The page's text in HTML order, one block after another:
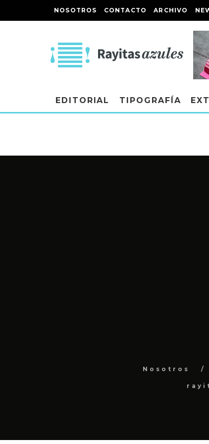
NOSOTROS CONTACTO ARCHIVO
EDITORIAL TIPOGRAFÍA
Nosotros